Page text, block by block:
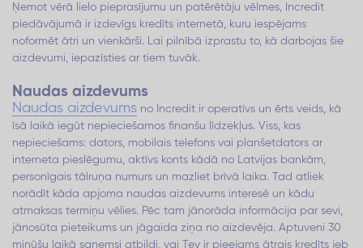
Ņemot vērā lielo pieprasījumu un patērētāju vēlmes, Incredit
piedāvājumā ir izdevīgs kredīts internetā, kuru iespējams
noformēt ātri un vienkārši. Lai pilnībā izprastu to, kā darbojas šie
aizdevumi, iepazīsties ar tiem tuvāk.
Naudas aizdevums
Naudas aizdevums no Incredit ir operatīvs un ērts veids, kā
īsā laikā iegūt nepieciešamos finanšu līdzekļus. Viss, kas
nepieciešams: dators, mobilais telefons vai planšetdators ar
interneta pieslēgumu, aktīvs konts kādā no Latvijas bankām,
personīgais tālruņa numurs un mazliet brīvā laika. Tad atliek
norādīt kāda apjoma naudas aizdevums interesē un kādu
atmaksas termiņu vēlies. Pēc tam jānorāda informācija par sevi,
jānosūta pieteikums un jāgaida ziņa no aizdevēja. Aptuveni 30
minūšu laikā saņemsi atbildi, vai Tev ir pieejams ātrais kredīts jeb